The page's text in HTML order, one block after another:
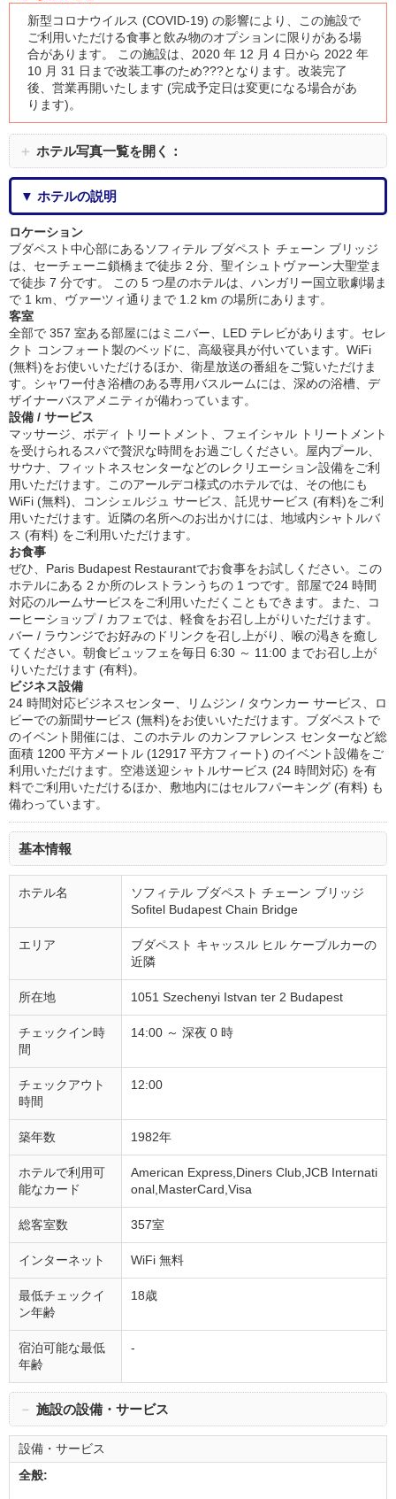
新型コロナウイルス (COVID-19) の影響により、この施設で
ご利用いただける食事と飲み物のオプションに限りがある場
合があります。 この施設は、2020 年 12 月 4 日から 2022 年
10 月 31 日まで改装工事のため???となります。改装完了
後、営業再開いたします (完成予定日は変更になる場合があ
ります)。
＋ ホテル写真一覧を開く：
▼ ホテルの説明
ロケーション
ブダペスト中心部にあるソフィテル ブダペスト チェーン ブリッジ
は、セーチェーニ鎖橋まで徒歩 2 分、聖イシュトヴァーン大聖堂ま
で徒歩 7 分です。 この 5 つ星のホテルは、ハンガリー国立歌劇場ま
で 1 km、ヴァーツィ通りまで 1.2 km の場所にあります。
客室
全部で 357 室ある部屋にはミニバー、LED テレビがあります。セレ
クト コンフォート製のベッドに、高級寝具が付いています。WiFi
(無料)をお使いいただけるほか、衛星放送の番組をご覧いただけま
す。シャワー付き浴槽のある専用バスルームには、深めの浴槽、デ
ザイナーバスアメニティが備わっています。
設備 / サービス
マッサージ、ボディ トリートメント、フェイシャル トリートメント
を受けられるスパで贅沢な時間をお過ごしください。屋内プール、
サウナ、フィットネスセンターなどのレクリエーション設備をご利
用いただけます。このアールデコ様式のホテルでは、その他にも
WiFi (無料)、コンシェルジュ サービス、託児サービス (有料)をご利
用いただけます。近隣の名所へのお出かけには、地域内シャトルバ
ス (有料) をご利用いただけます。
お食事
ぜひ、Paris Budapest Restaurantでお食事をお試しください。この
ホテルにある 2 か所のレストランうちの 1 つです。部屋で24 時間
対応のルームサービスをご利用いただくこともできます。また、コ
ーヒーショップ / カフェでは、軽食をお召し上がりいただけます。
バー / ラウンジでお好みのドリンクを召し上がり、喉の渇きを癒し
てください。朝食ビュッフェを毎日 6:30 ～ 11:00 までお召し上が
りいただけます (有料)。
ビジネス設備
24 時間対応ビジネスセンター、リムジン / タウンカー サービス、ロ
ビーでの新聞サービス (無料)をお使いいただけます。ブダペストで
のイベント開催には、このホテル のカンファレンス センターなど総
面積 1200 平方メートル (12917 平方フィート) のイベント設備をご
利用いただけます。空港送迎シャトルサービス (24 時間対応) を有
料でご利用いただけるほか、敷地内にはセルフパーキング (有料) も
備わっています。
基本情報
ホテル名
ソフィテル ブダペスト チェーン ブリッジ
Sofitel Budapest Chain Bridge
エリア
ブダペスト キャッスル ヒル ケーブルカーの
近隣
所在地 1051 Szechenyi Istvan ter 2 Budapest
チェックイン時
間
14:00 ～ 深夜 0 時
チェックアウト
時間
12:00
築年数 1982年
ホテルで利用可
能なカード
American Express,Diners Club,JCB Internati
onal,MasterCard,Visa
総客室数 357室
インターネット WiFi 無料
最低チェックイ
ン年齢
18歳
宿泊可能な最低
年齢
-
－ 施設の設備・サービス
設備・サービス
全般: